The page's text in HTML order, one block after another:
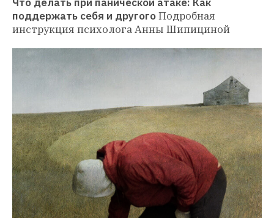
поддержать себя и другогоПодробная
инструкция психолога Анны Шипициной